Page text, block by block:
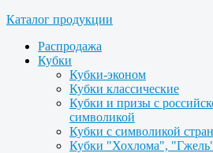
Каталог продукции
Распродажа
Кубки
Кубки-эконом
Кубки классические
Кубки и призы с
символикой
Кубки с символикой
Кубки "Хохлома",